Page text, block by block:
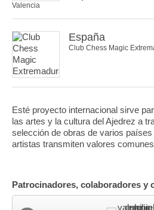
Valencia
España
Club Chess Magic
Esté proyecto internacional sirve
las artes y la cultura del Ajedrez a
selección de obras de varios
artistas transmiten valores
Patrocinadores, colaboradores y